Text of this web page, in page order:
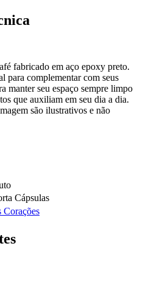
fabricado em aço epoxy preto.
para complementar com seus
manter seu espaço sempre limpo
que auxiliam em seu dia a dia.
são ilustrativos e não
Cápsulas
Corações